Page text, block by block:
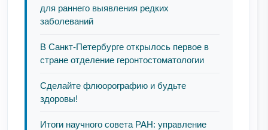
для раннего выявления редких
заболеваний
В Санкт-Петербурге открылось первое в
стране отделение геронтостоматологии
Сделайте флюорографию и будьте
здоровы!
Итоги научного совета РАН: управление